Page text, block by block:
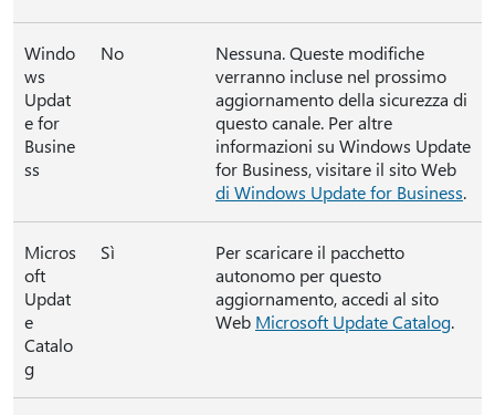
Windo
ws
Updat
e for
Busine
ss
No
Nessuna. Queste modifiche
verranno incluse nel prossimo
aggiornamento della sicurezza di
questo canale. Per altre
informazioni su Windows Update
for Business, visitare il sito Web
di Windows Update for Business.
Micros
oft
Updat
e
Catalo
g
Sì
Per scaricare il pacchetto
autonomo per questo
aggiornamento, accedi al sito
Web Microsoft Update Catalog.